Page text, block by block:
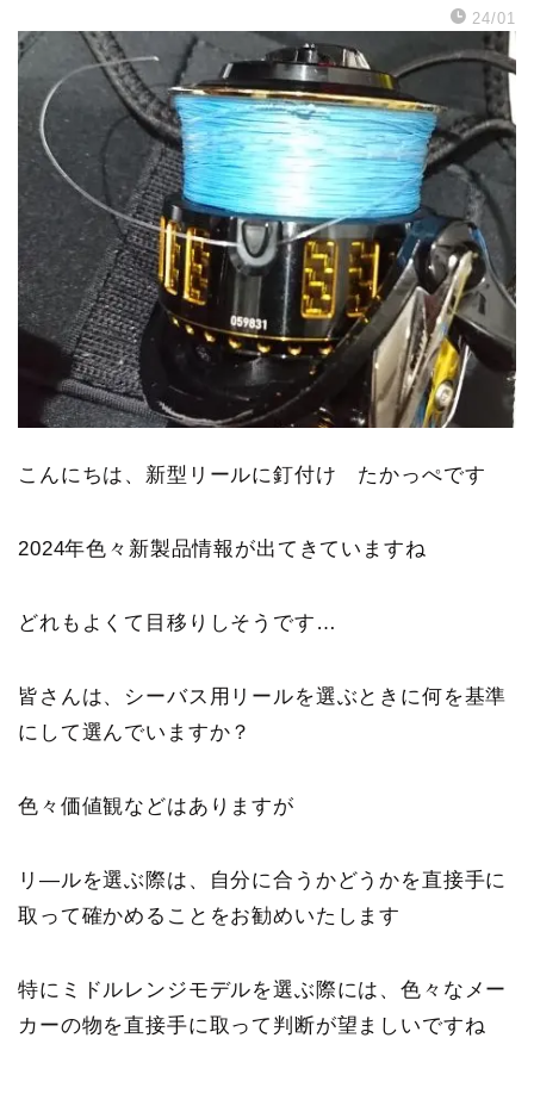
24/01
こんにちは、新型リールに釘付け たかっぺです
2024年色々新製品情報が出てきていますね
どれもよくて目移りしそうです…
皆さんは、シーバス用リールを選ぶときに何を基準
にして選んでいますか？
色々価値観などはありますが
リ―ルを選ぶ際は、自分に合うかどうかを直接手に
取って確かめることをお勧めいたします
特にミドルレンジモデルを選ぶ際には、色々なメー
カーの物を直接手に取って判断が望ましいですね